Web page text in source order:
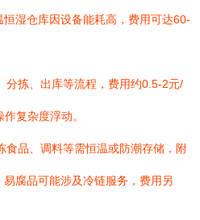
湿仓库因设备能耗高，费用可达60-
分拣、出库等流程，费用约0.5-2元/
复杂度浮动。
食品、调料等需恒温或防潮存储，附
腐品可能涉及冷链服务，费用另